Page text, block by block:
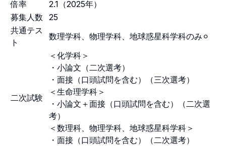
倍率
2.1（2025年）
募集人数
25
共通テス
ト
数理学科、物理学科、地球惑星科学科のみ⚪︎
二次試験
＜化学科＞
・小論文（二次選考）
・面接（口頭試問を含む）（三次選考）
＜生命理学科＞
・小論文＋面接（口頭試問を含む）（二次選
考）
＜数理科、物理学科、地球惑星科学科＞
・面接（口頭試問を含む）（二次選考）